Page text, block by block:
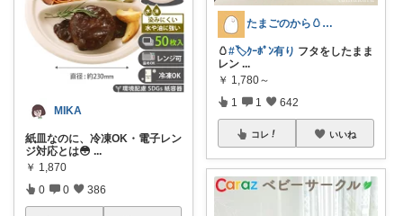
MIKA
紙皿なのに、冷凍OK・電子レン
ジ対応とは😳 ...
￥ 1,870
0 0 386
たまごのから🥚ラクに暮らす┊︎育児
🥚#🏷️ｸｰﾎﾟﾝ有り フタをしたまま
レン ...
￥ 1,780～
1 1 642
コレ いいね